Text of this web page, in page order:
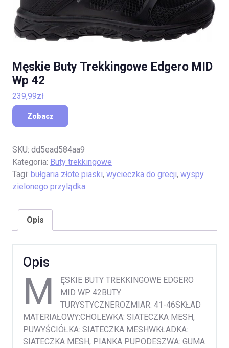
Męskie Buty Trekkingowe Edgero MID
Wp 42
239,99zł
Zobacz
SKU: dd5ead584aa9
Kategoria: Buty trekkingowe
Tagi: bułgaria złote piaski, wycieczka do grecji, wyspy
zielonego przylądka
Opis
Opis
M
ĘSKIE BUTY TREKKINGOWE EDGERO
MID WP 42BUTY
TURYSTYCZNEROZMIAR: 41-46SKŁAD
MATERIAŁOWY:CHOLEWKA: SIATECZKA MESH,
PUWYŚCIÓŁKA: SIATECZKA MESHWKŁADKA:
SIATECZKA MESH, PIANKA PUPODESZWA: GUMA